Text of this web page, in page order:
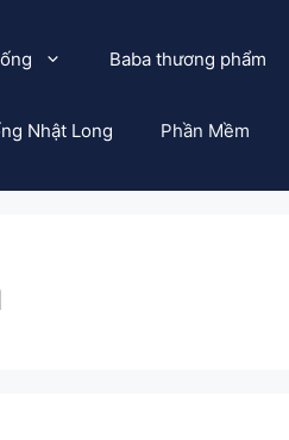
Baba thương phẩm
Nhật Long Phần Mềm